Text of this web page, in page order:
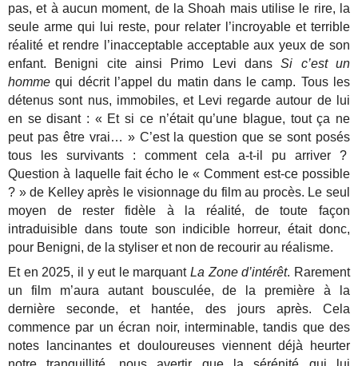
pas, et à aucun moment, de la Shoah mais utilise le rire, la
seule arme qui lui reste, pour relater l’incroyable et terrible
réalité et rendre l’inacceptable acceptable aux yeux de son
enfant. Benigni cite ainsi Primo Levi dansSi c’est un
homme qui décrit l’appel du matin dans le camp. Tous les
détenus sont nus, immobiles, et Levi regarde autour de lui
en se disant : « Et si ce n’était qu’une blague, tout ça ne
peut pas être vrai… » C’est la question que se sont posés
tous les survivants : comment cela a-t-il pu arriver ?
Question à laquelle fait écho le « Comment est-ce possible
? » de Kelley après le visionnage du film au procès. Le seul
moyen de rester fidèle à la réalité, de toute façon
intraduisible dans toute son indicible horreur, était donc,
pour Benigni, de la styliser et non de recourir au réalisme.
Et en 2025, il y eut le marquantLa Zone d’intérêt. Rarement
un film m’aura autant bousculée, de la première à la
dernière seconde, et hantée, des jours après. Cela
commence par un écran noir, interminable, tandis que des
notes lancinantes et douloureuses viennent déjà heurter